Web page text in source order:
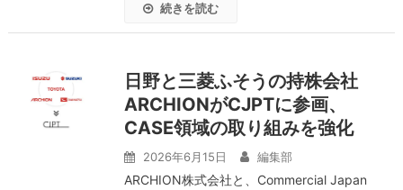
続きを読む
日野と三菱ふそうの持株会社
ARCHIONがCJPTに参画、
CASE領域の取り組みを強化
2026年6月15日 編集部
ARCHION株式会社と、Commercial Japan